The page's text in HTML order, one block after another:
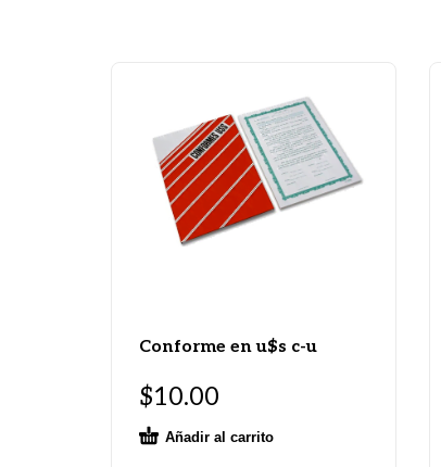
Conforme en u$s c-u
$10.00
Añadir al carrito